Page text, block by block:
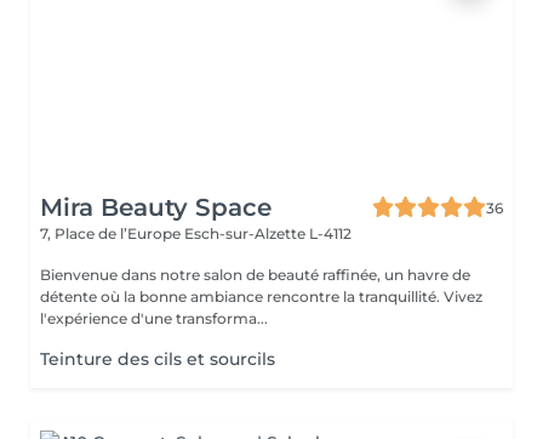
Mira Beauty Space
36
7, Place de l’Europe Esch-sur-Alzette L-4112
Bienvenue dans notre salon de beauté raffinée, un havre de
détente où la bonne ambiance rencontre la tranquillité. Vivez
l'expérience d'une transforma...
Teinture des cils et sourcils